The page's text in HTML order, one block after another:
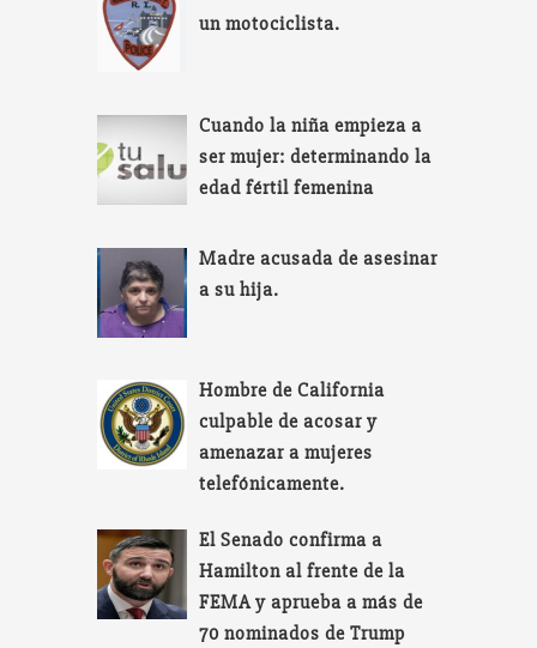
un motociclista.
Cuando la niña empieza a
ser mujer: determinando la
edad fértil femenina
Madre acusada de asesinar
a su hija.
Hombre de California
culpable de acosar y
amenazar a mujeres
telefónicamente.
El Senado confirma a
Hamilton al frente de la
FEMA y aprueba a más de
70 nominados de Trump